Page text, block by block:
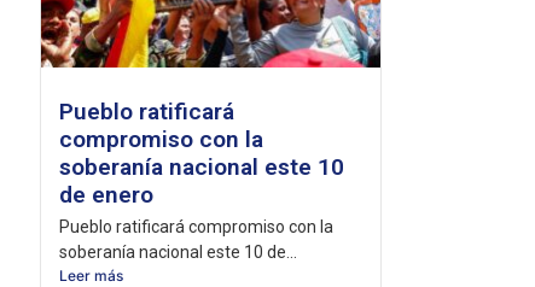
Pueblo ratificará
compromiso con la
soberanía nacional este 10
de enero
Pueblo ratificará compromiso con la
soberanía nacional este 10 de...
Leer más